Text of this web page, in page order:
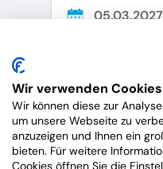
05.03.2027
Gruppen,
ART415A
EXKLUSIV NUR
Wir verwenden Cookies
Wir können diese zur
um unsere Webseite zu
anzuzeigen und Ihnen ein
bieten. Für weitere
Cookies öffnen Sie die